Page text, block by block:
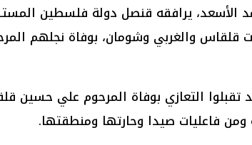
يرافقه قنصل دولة فلسطين
قلقاس والغربي وشومان، بوفاة نجلهم
تقبلوا التعازي بوفاة المرحوم علي
فاعليات صيدا وحارتها ومنطقتها.